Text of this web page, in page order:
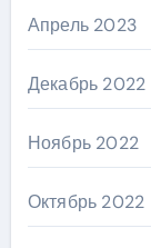
Апрель 2023
Декабрь 2022
Ноябрь 2022
Октябрь 2022